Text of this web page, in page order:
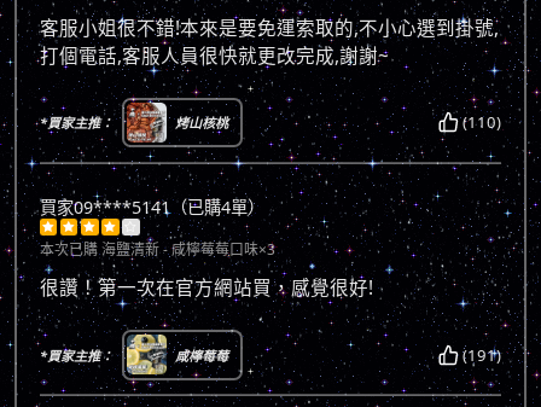
客服小姐很不錯!本來是要免運索取的,不小心選到掛號,
打個電話,客服人員很快就更改完成,謝謝~
*買家主推： 烤山核桃 (110)
買家09****5141（已購4單）
    
本次已購海鹽清新 - 咸檸莓莓口味×3
很讚！第一次在官方網站買，感覺很好!
*買家主推： 咸檸莓莓 (191)